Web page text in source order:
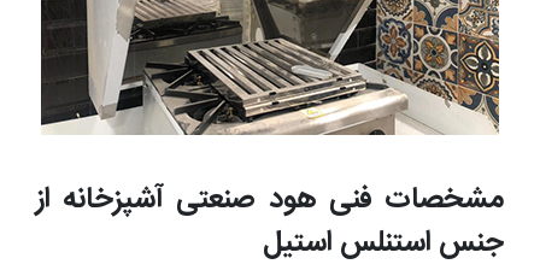
مشخصات فنی هود صنعتی آشپزخانه از
جنس استنلس استیل